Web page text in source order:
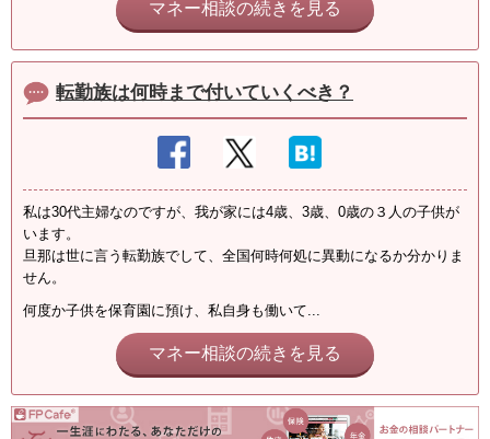
マネー相談の続きを見る
転勤族は何時まで付いていくべき？
私は30代主婦なのですが、我が家には4歳、3歳、0歳の３人の子供が
います。
旦那は世に言う転勤族でして、全国何時何処に異動になるか分かりま
せん。
何度か子供を保育園に預け、私自身も働いて...
マネー相談の続きを見る